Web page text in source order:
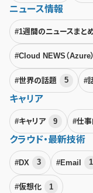
ニュース情報
#1週間のニュースまと
#Cloud NEWS（Azure）
#世界の話題 5 #
キャリア
#キャリア 9 #仕
クラウド・最新技術
#DX 3 #Email 1
#仮想化 1